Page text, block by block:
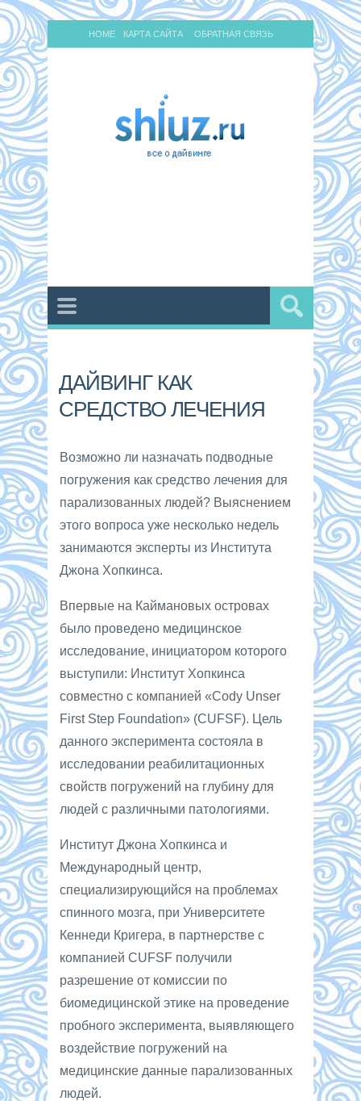
HOME КАРТА САЙТА ОБРАТНАЯ СВЯЗЬ
ДАЙВИНГ КАК
СРЕДСТВО ЛЕЧЕНИЯ
Возможно ли назначать подводные
погружения как средство лечения для
парализованных людей? Выяснением
этого вопроса уже несколько недель
занимаются эксперты из Института
Джона Хопкинса.
Впервые на Каймановых островах
было проведено медицинское
исследование, инициатором которого
выступили: Институт Хопкинса
совместно с компанией «Cody Unser
First Step Foundation» (CUFSF). Цель
данного эксперимента состояла в
исследовании реабилитационных
свойств погружений на глубину для
людей с различными патологиями.
Институт Джона Хопкинса и
Международный центр,
специализирующийся на проблемах
спинного мозга, при Университете
Кеннеди Кригера, в партнерстве с
компанией CUFSF получили
разрешение от комиссии по
биомедицинской этике на проведение
пробного эксперимента, выявляющего
воздействие погружений на
медицинские данные парализованных
людей.